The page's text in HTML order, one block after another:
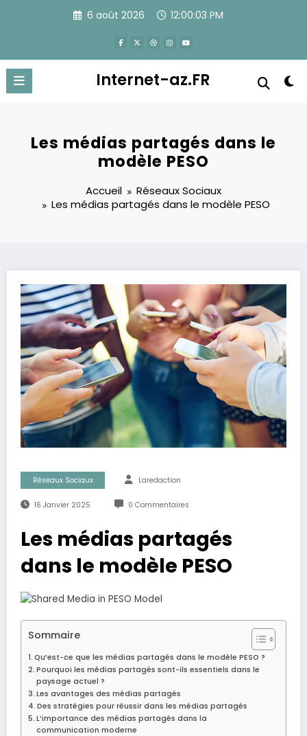
6 août 2026 12:00:04 PM
Internet-az.FR
Les médias partagés dans le
modèle PESO
Accueil
Réseaux Sociaux
Les médias partagés dans le modèle PESO
Réseaux Sociaux Laredaction
16 Janvier 2025 0 Commentaires
Les médias partagés
dans le modèle PESO
Sommaire
Qu’est-ce que les médias partagés dans le modèle PESO ?
Pourquoi les médias partagés sont-ils essentiels dans le
paysage actuel ?
Les avantages des médias partagés
Des stratégies pour réussir dans les médias partagés
L’importance des médias partagés dans la
communication moderne